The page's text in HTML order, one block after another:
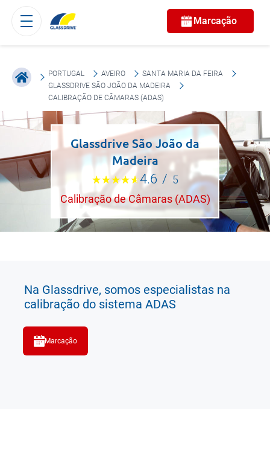
Marcação
PORTUGAL AVEIRO
SANTA MARIA DA FEIRA
GLASSDRIVE SÃO JOÃO DA MADEIRA
CALIBRAÇÃO DE CÂMARAS (ADAS)
Glassdrive São João da
Madeira
4.6 / 5
Calibração de Câmaras (ADAS)
Na Glassdrive, somos especialistas na
calibração do sistema ADAS
Marcação